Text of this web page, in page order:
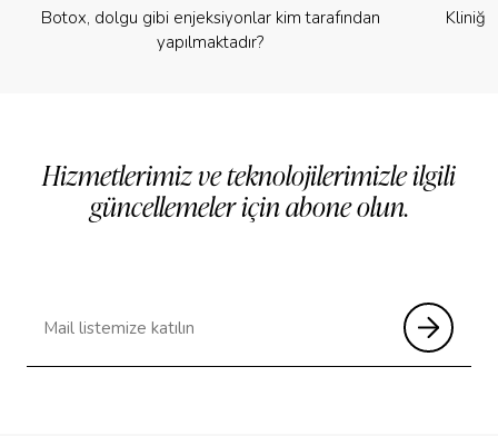
Botox, dolgu gibi enjeksiyonlar kim tarafından
yapılmaktadır?
Hizmetlerimiz ve teknolojilerimizle ilgili
güncellemeler için abone olun.